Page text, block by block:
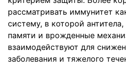
рассматривать иммунитет
систему, в которой
памяти и врожденные
взаимодействуют для
заболевания и тяжелого